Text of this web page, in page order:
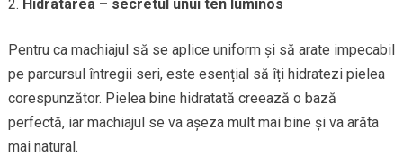
Hidratarea – secretul unui ten luminos
Pentru ca machiajul să se aplice uniform și să arate impecabil
pe parcursul întregii seri, este esențial să îți hidratezi pielea
corespunzător. Pielea bine hidratată creează o bază
perfectă, iar machiajul se va așeza mult mai bine și va arăta
mai natural.